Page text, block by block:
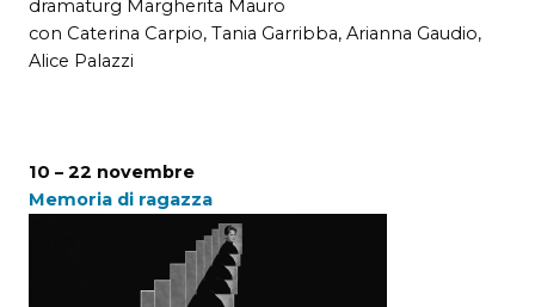
dramaturg Margherita Mauro
con Caterina Carpio, Tania Garribba, Arianna Gaudio,
Alice Palazzi
10 – 22 novembre
Memoria di ragazza